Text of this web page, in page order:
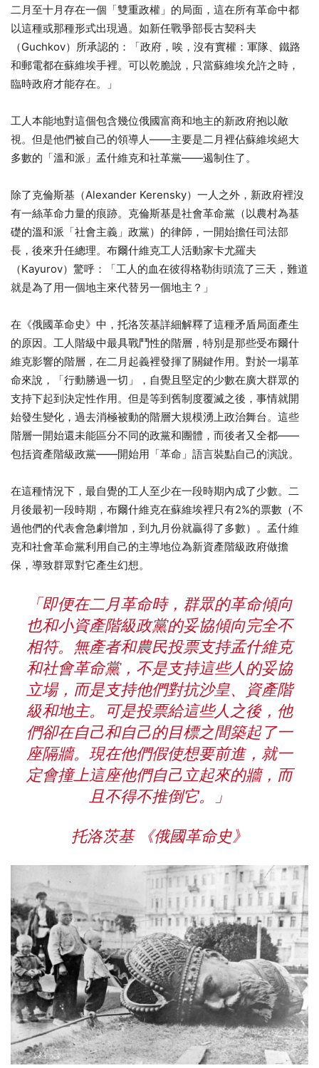
二月至十月存在一個「雙重政權」的局面，這在所有革命中都
以這種或那種形式出現過。如新任戰爭部長古契科夫
（Guchkov）所承認的：「政府，唉，沒有實權：軍隊、鐵路
和郵電都在蘇維埃手裡。可以乾脆說，只當蘇維埃允許之時，
臨時政府才能存在。」
工人本能地對這個包含幾位俄國富商和地主的新政府抱以敵
視。但是他們被自己的領導人——主要是二月裡佔蘇維埃絕大
多數的「溫和派」孟什維克和社革黨——遏制住了。
除了克倫斯基（Alexander Kerensky）一人之外，新政府裡沒
有一絲革命力量的痕跡。克倫斯基是社會革命黨（以農村為基
礎的溫和派「社會主義」政黨）的律師，一開始擔任司法部
長，後來升任總理。布爾什維克工人活動家卡尤羅夫
（Kayurov）驚呼：「工人的血在彼得格勒街頭流了三天，難道
就是為了用一個地主來代替另一個地主？」
在《俄國革命史》中，托洛茨基詳細解釋了這種矛盾局面產生
的原因。工人階級中最具戰鬥性的階層，特別是那些受布爾什
維克影響的階層，在二月起義裡發揮了關鍵作用。對於一場革
命來說，「行動勝過一切」，自覺且堅定的少數在廣大群眾的
支持下起到決定性作用。但是等到舊制度覆滅之後，事情就開
始發生變化，過去消極被動的階層大規模湧上政治舞台。這些
階層一開始還未能區分不同的政黨和團體，而後者又全都——
包括資產階級政黨——開始用「革命」語言裝點自己的演說。
在這種情況下，最自覺的工人至少在一段時期內成了少數。二
月後最初一段時期，布爾什維克在蘇維埃裡只有2%的票數（不
過他們的代表會急劇增加，到九月份就贏得了多數）。孟什維
克和社會革命黨利用自己的主導地位為新資產階級政府做擔
保，導致群眾對它產生幻想。
「即便在二月革命時，群眾的革命傾向
也和小資產階級政黨的妥協傾向完全不
相符。無產者和農民投票支持孟什維克
和社會革命黨，不是支持這些人的妥協
立場，而是支持他們對抗沙皇、資產階
級和地主。可是投票給這些人之後，他
們卻在自己和自己的目標之間築起了一
座隔牆。現在他們假使想要前進，就一
定會撞上這座他們自己立起來的牆，而
且不得不推倒它。」
托洛茨基 《俄國革命史》